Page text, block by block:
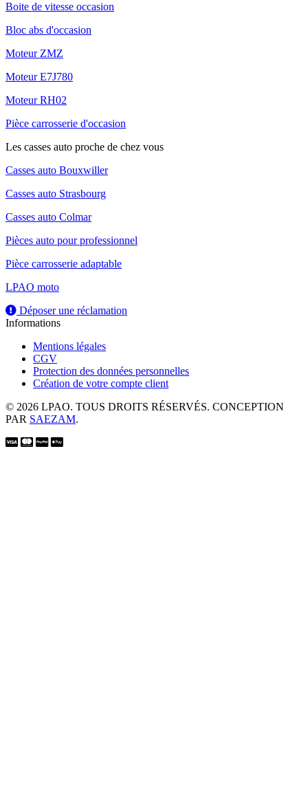
Boite de vitesse occasion
Bloc abs d'occasion
Moteur ZMZ
Moteur E7J780
Moteur RH02
Pièce carrosserie d'occasion
Les casses auto proche de chez vous
Casses auto Bouxwiller
Casses auto Strasbourg
Casses auto Colmar
Pièces auto pour professionnel
Pièce carrosserie adaptable
LPAO moto
Déposer une réclamation
Informations
Mentions légales
CGV
Protection des données personnelles
Création de votre compte client
© 2026 LPAO. TOUS DROITS RÉSERVÉS. CONCEPTION
PAR SAEZAM.